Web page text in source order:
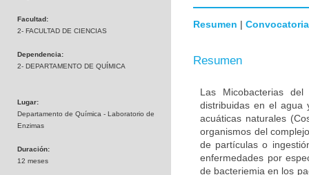
Facultad:
2- FACULTAD DE CIENCIAS
Dependencia:
2- DEPARTAMENTO DE QUÍMICA
Lugar:
Departamento de Química - Laboratorio de
Enzimas
Duración:
12 meses
Resumen | Convocatoria
Resumen
Las Micobacterias del
distribuidas en el agua
acuáticas naturales
organismos del
de partículas o
enfermedades por
de bacteriemia en los